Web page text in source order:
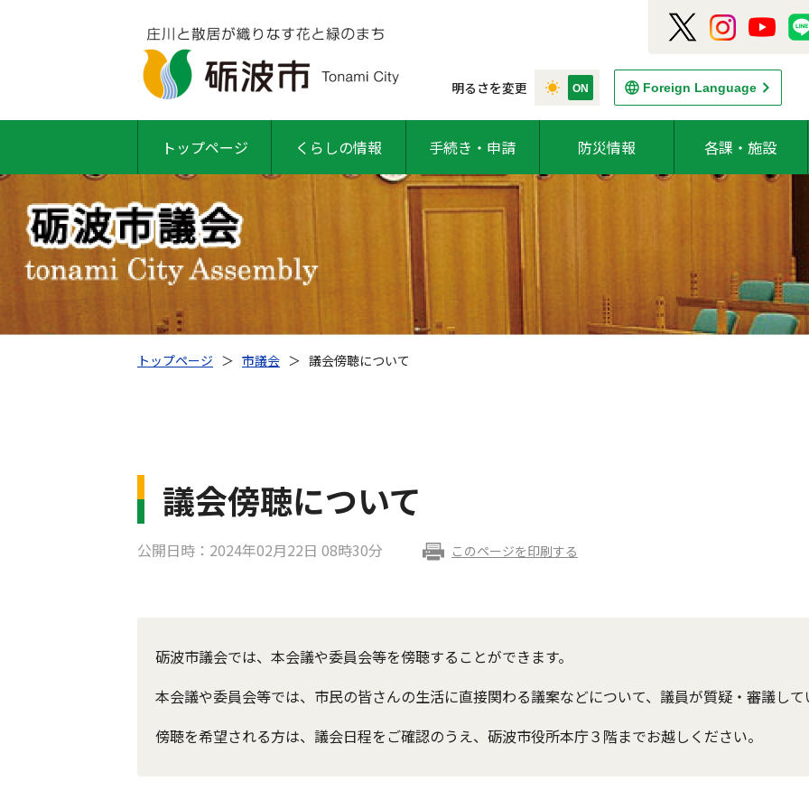
明るさを変更 Foreign Language
トップページ くらしの情報 手続き・申請 防災情報 各課・施設
トップページ ＞ 市議会 ＞ 議会傍聴について
議会傍聴について
公開日時：2024年02月22日 08時30分 このページを印刷する
砺波市議会では、本会議や委員会等を傍聴することができます。
本会議や委員会等では、市民の皆さんの生活に直接関わる議案などについて、議員が質疑・審議して
傍聴を希望される方は、議会日程をご確認のうえ、砺波市役所本庁３階までお越しください。